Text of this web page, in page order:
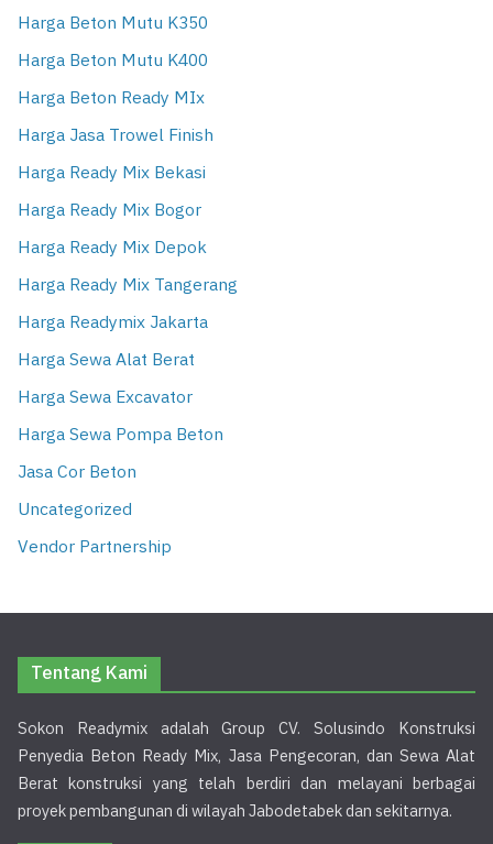
Harga Beton Mutu K350
Harga Beton Mutu K400
Harga Beton Ready MIx
Harga Jasa Trowel Finish
Harga Ready Mix Bekasi
Harga Ready Mix Bogor
Harga Ready Mix Depok
Harga Ready Mix Tangerang
Harga Readymix Jakarta
Harga Sewa Alat Berat
Harga Sewa Excavator
Harga Sewa Pompa Beton
Jasa Cor Beton
Uncategorized
Vendor Partnership
Tentang Kami
Sokon Readymix adalah Group CV. Solusindo Konstruksi
Penyedia Beton Ready Mix, Jasa Pengecoran, dan Sewa Alat
Berat konstruksi yang telah berdiri dan melayani berbagai
proyek pembangunan di wilayah Jabodetabek dan sekitarnya.